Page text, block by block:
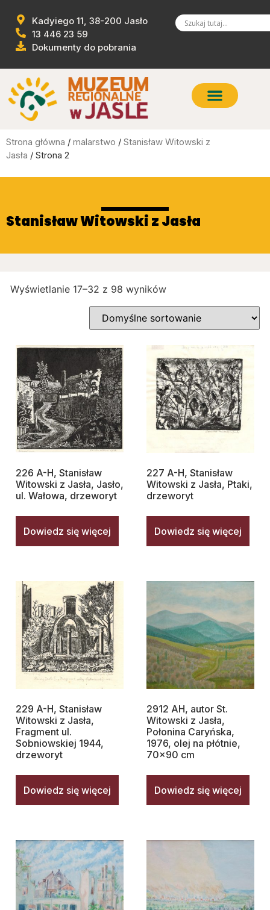
Kadyiego 11, 38-200 Jasło
13 446 23 59
Dokumenty do pobrania
Strona główna / malarstwo / Stanisław Witowski z
Jasła / Strona 2
Stanisław Witowski z Jasła
Wyświetlanie 17–32 z 98 wyników
226 A-H, Stanisław
Witowski z Jasła, Jasło,
ul. Wałowa, drzeworyt
Dowiedz się więcej
227 A-H, Stanisław
Witowski z Jasła, Ptaki,
drzeworyt
Dowiedz się więcej
229 A-H, Stanisław
Witowski z Jasła,
Fragment ul.
Sobniowskiej 1944,
drzeworyt
Dowiedz się więcej
2912 AH, autor St.
Witowski z Jasła,
Połonina Caryńska,
1976, olej na płótnie,
70×90 cm
Dowiedz się więcej